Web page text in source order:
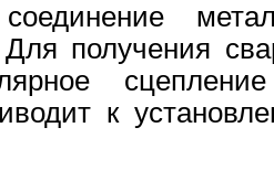
получения
к